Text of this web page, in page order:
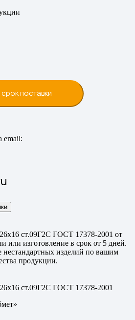
поставки
email:
ст.09Г2С ГОСТ 17378-2001 от
или изготовление в срок от 5 дней.
изделий по вашим
продукции.
ст.09Г2С ГОСТ 17378-2001